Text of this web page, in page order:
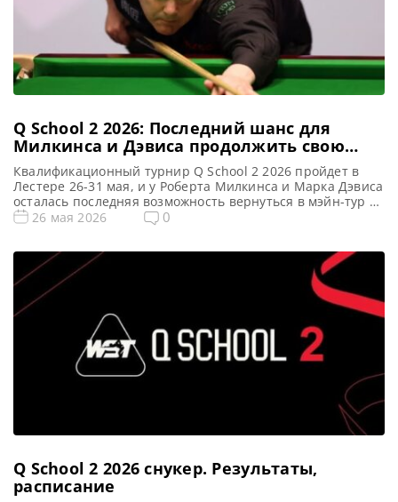
Q School 2 2026: Последний шанс для
Милкинса и Дэвиса продолжить свою
карьеру в профессиональном снукере
Квалификационный турнир Q School 2 2026 пройдет в
Лестере 26-31 мая, и у Роберта Милкинса и Марка Дэвиса
осталась последняя возможность вернуться в мэйн-тур в
следующем сезоне, сообщает totallysnookered Второй и
являющийся последней возможностью для снукеристов
получить профессиональный статус […]
26 мая 2026 0
Q School 2 2026 cнукер. Результаты,
расписание